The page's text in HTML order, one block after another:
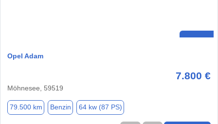
Opel Adam
7.800 €
Möhnesee, 59519
79.500 km Benzin 64 kw (87 PS)